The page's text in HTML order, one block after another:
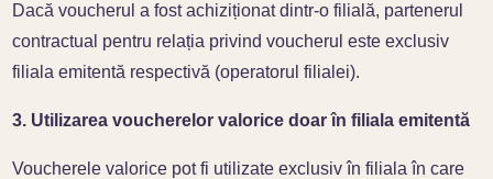
Dacă voucherul a fost achiziționat dintr-o filială, partenerul
contractual pentru relația privind voucherul este exclusiv
filiala emitentă respectivă (operatorul filialei).
3. Utilizarea voucherelor valorice doar în filiala emitentă
Voucherele valorice pot fi utilizate exclusiv în filiala în care